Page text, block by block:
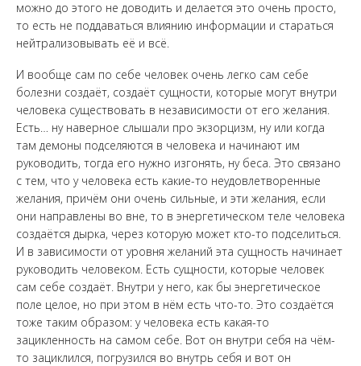
можно до этого не доводить и делается это очень просто,
то есть не поддаваться влиянию информации и стараться
нейтрализовывать её и всё.
И вообще сам по себе человек очень легко сам себе
болезни создаёт, создаёт сущности, которые могут внутри
человека существовать в независимости от его желания.
Есть… ну наверное слышали про экзорцизм, ну или когда
там демоны подселяются в человека и начинают им
руководить, тогда его нужно изгонять, ну беса. Это связано
с тем, что у человека есть какие-то неудовлетворенные
желания, причём они очень сильные, и эти желания, если
они направлены во вне, то в энергетическом теле человека
создаётся дырка, через которую может кто-то подселиться.
И в зависимости от уровня желаний эта сущность начинает
руководить человеком. Есть сущности, которые человек
сам себе создаёт. Внутри у него, как бы энергетическое
поле целое, но при этом в нём есть что-то. Это создаётся
тоже таким образом: у человека есть какая-то
зацикленность на самом себе. Вот он внутри себя на чём-
то зациклился, погрузился во внутрь себя и вот он